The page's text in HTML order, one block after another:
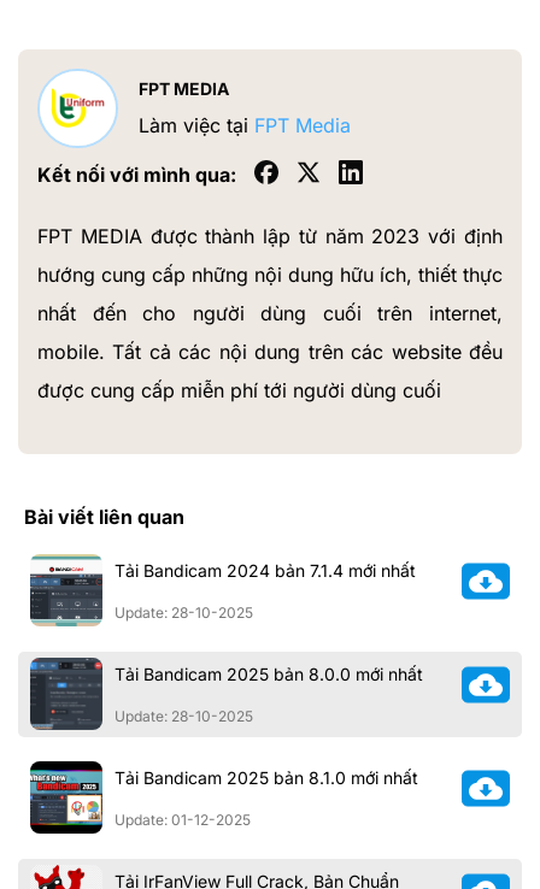
FPT MEDIA
Làm việc tại FPT Media
Kết nối với mình qua:
FPT MEDIA được thành lập từ năm 2023 với định
hướng cung cấp những nội dung hữu ích, thiết thực
nhất đến cho người dùng cuối trên internet,
mobile. Tất cả các nội dung trên các website đều
được cung cấp miễn phí tới người dùng cuối
Bài viết liên quan
Tải Bandicam 2024 bản 7.1.4 mới nhất
Update: 28-10-2025
Tải Bandicam 2025 bản 8.0.0 mới nhất
Update: 28-10-2025
Tải Bandicam 2025 bản 8.1.0 mới nhất
Update: 01-12-2025
Tải IrFanView Full Crack, Bản Chuẩn